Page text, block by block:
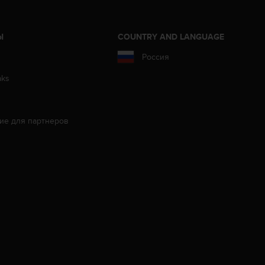
для партнеров
COUNTRY AND LANGUAGE
Россия